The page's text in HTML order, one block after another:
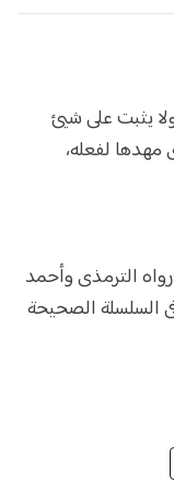
مهدها لفعله،
السلسلة الصحيحة